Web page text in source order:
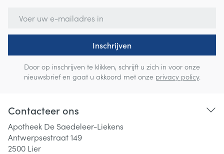
Inschrijven
Door op inschrijven te klikken, schrijft u zich in voor onze
nieuwsbrief en gaat u akkoord met onze privacy policy.
Contacteer ons
Apotheek De Saedeleer-Liekens
Antwerpsestraat 149
2500 Lier